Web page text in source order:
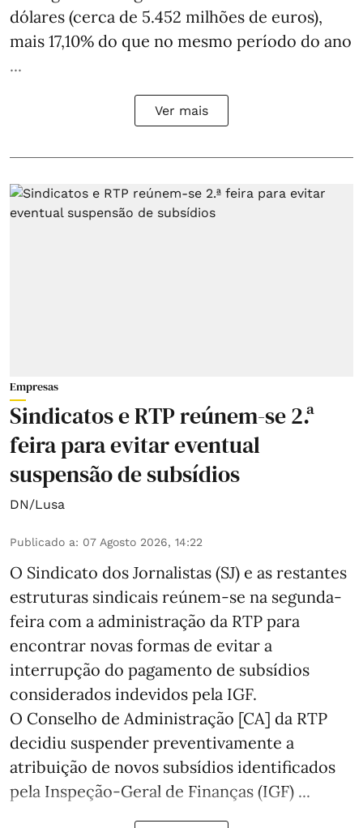
dólares (cerca de 5.452 milhões de euros),
mais 17,10% do que no mesmo período do ano
...
Ver mais
Empresas
Sindicatos e RTP reúnem-se 2.ª
feira para evitar eventual
suspensão de subsídios
DN/Lusa
Publicado a: 07 Agosto 2026, 14:22
O Sindicato dos Jornalistas (SJ) e as restantes
estruturas sindicais reúnem-se na segunda-
feira com a administração da RTP para
encontrar novas formas de evitar a
interrupção do pagamento de subsídios
considerados indevidos pela IGF.
O Conselho de Administração [CA] da RTP
decidiu suspender preventivamente a
atribuição de novos subsídios identificados
pela Inspeção-Geral de Finanças (IGF) ...